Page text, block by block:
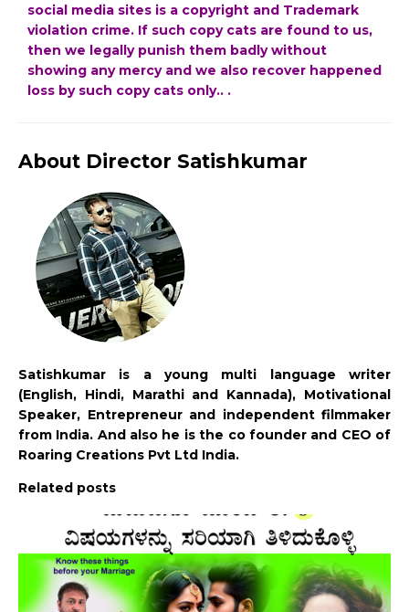
social media sites is a copyright and Trademark
violation crime. If such copy cats are found to us,
then we legally punish them badly without
showing any mercy and we also recover happened
loss by such copy cats only.. .
About Director Satishkumar
Satishkumar is a young multi language writer
(English, Hindi, Marathi and Kannada), Motivational
Speaker, Entrepreneur and independent filmmaker
from India. And also he is the co founder and CEO of
Roaring Creations Pvt Ltd India.
Related posts